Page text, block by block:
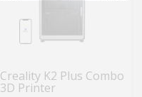
Creality K2 Plus Combo
3D Printer